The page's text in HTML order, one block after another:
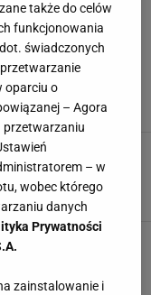
co zrobiła Polka!
12:26
mistrzostwo
2026, 14:38
radości. Niebywały
17:40
także do celów
funkcjonowania
świadczonych
oparciu o
– Agora
przetwarzaniu
– w
wobec którego
danych
Prywatności
zainstalowanie i